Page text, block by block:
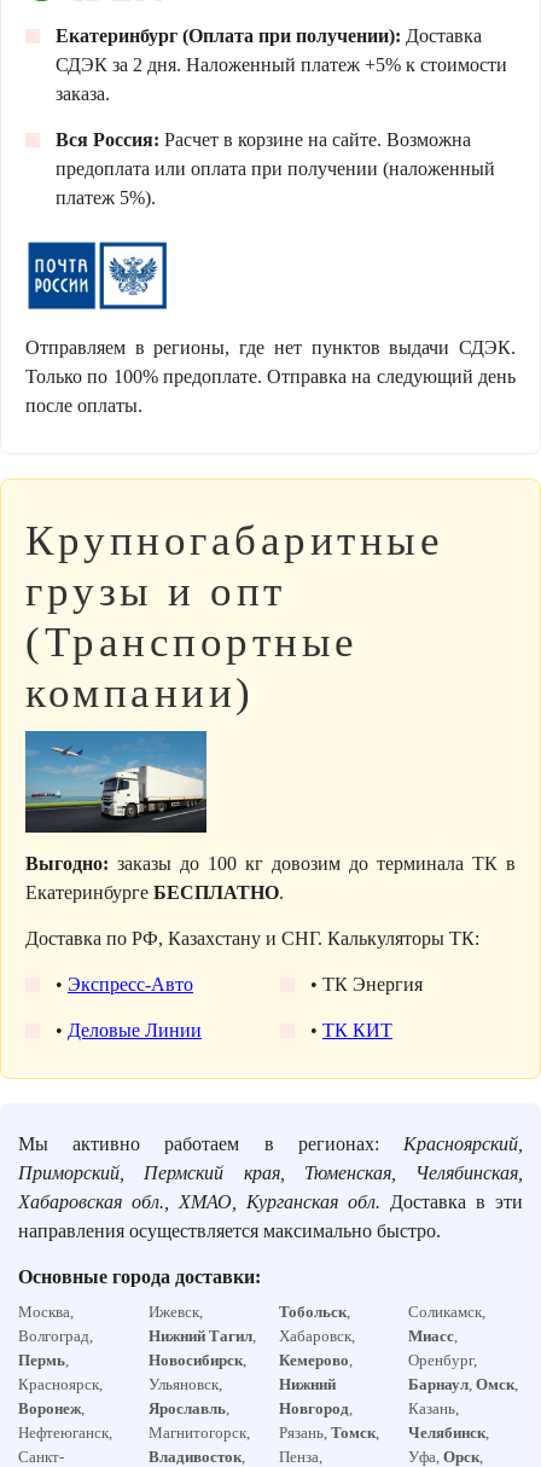
Екатеринбург (Оплата при получении): Доставка
СДЭК за 2 дня. Наложенный платеж +5% к стоимости
заказа.
Вся Россия: Расчет в корзине на сайте. Возможна
предоплата или оплата при получении (наложенный
платеж 5%).
Отправляем в регионы, где нет пунктов выдачи СДЭК.
Только по 100% предоплате. Отправка на следующий день
после оплаты.
Крупногабаритные
грузы и опт
(Транспортные
компании)
Выгодно: заказы до 100 кг довозим до терминала ТК в
Екатеринбурге БЕСПЛАТНО.
Доставка по РФ, Казахстану и СНГ. Калькуляторы ТК:
• Экспресс-Авто
• Деловые Линии
• ТК Энергия
• ТК КИТ
Мы активно работаем в регионах: Красноярский,
Приморский, Пермский края, Тюменская, Челябинская,
Хабаровская обл., ХМАО, Курганская обл. Доставка в эти
направления осуществляется максимально быстро.
Основные города доставки:
Москва,
Волгоград,
Пермь,
Красноярск,
Воронеж,
Нефтеюганск,
Санкт-
Ижевск,
Нижний Тагил,
Новосибирск,
Ульяновск,
Ярославль,
Магнитогорск,
Владивосток,
Тобольск,
Хабаровск,
Кемерово,
Нижний
Новгород,
Рязань, Томск,
Пенза,
Соликамск,
Миасс,
Оренбург,
Барнаул,Омск,
Казань,
Челябинск,
Уфа,Орск,